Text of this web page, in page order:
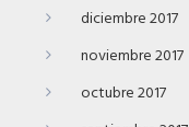
diciembre 2017
noviembre 2017
octubre 2017